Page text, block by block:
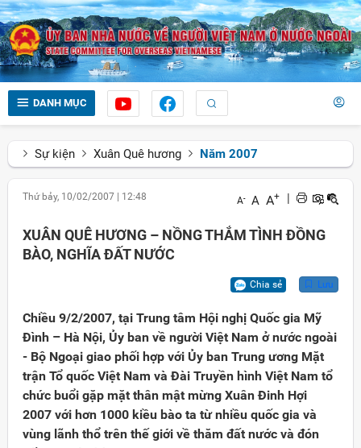
DANH MỤC
Sự kiện Xuân Quê hương Năm 2007
Thứ bảy, 10/02/2007 12:48 A- A A+ |
XUÂN QUÊ HƯƠNG – NỒNG THẮM TÌNH ĐỒNG
BÀO, NGHĨA ĐẤT NƯỚC
Chia sẻ Lưu
Chiều 9/2/2007, tại Trung tâm Hội nghị Quốc gia Mỹ
Đình – Hà Nội, Ủy ban về người Việt Nam ở nước ngoài
- Bộ Ngoại giao phối hợp với Ủy ban Trung ương Mặt
trận Tổ quốc Việt Nam và Đài Truyền hình Việt Nam tổ
chức buổi gặp mặt thân mật mừng Xuân Đinh Hợi
2007 với hơn 1000 kiều bào ta từ nhiều quốc gia và
vùng lãnh thổ trên thế giới về thăm đất nước và đón